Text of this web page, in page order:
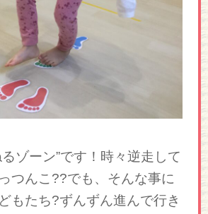
ゾーン”です！時々逆走して
つんこ??でも、そんな事に
もたち?ずんずん進んで行き